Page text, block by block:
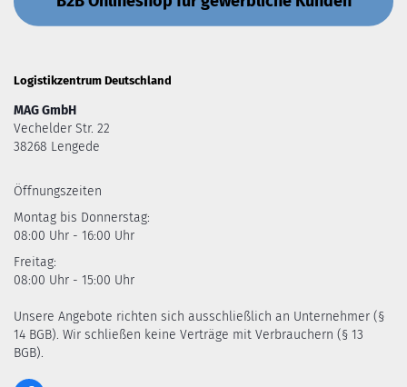
Logistikzentrum Deutschland
MAG GmbH
Vechelder Str. 22
38268 Lengede
Öffnungszeiten
Montag bis Donnerstag:
08:00 Uhr - 16:00 Uhr
Freitag:
08:00 Uhr - 15:00 Uhr
Unsere Angebote richten sich ausschließlich an Unternehmer (§
14 BGB). Wir schließen keine Verträge mit Verbrauchern (§ 13
BGB).